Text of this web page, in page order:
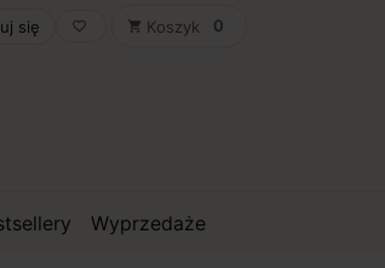
się favorite_border shopping_cart Koszyk 0
Wyprzedaże